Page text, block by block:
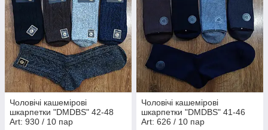
Чоловічі кашемірові
шкарпетки "DMDBS" 42-48
Art: 930 / 10 пар
Чоловічі кашемірові
шкарпетки "DMDBS" 41-46
Art: 626 / 10 пар